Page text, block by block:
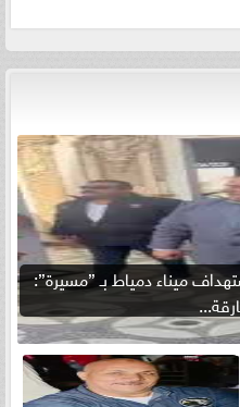
ميناء دمياط بـ ”مسيرة”: